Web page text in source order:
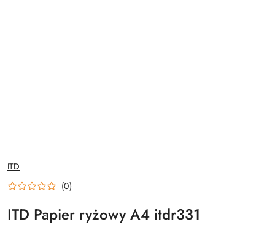
NAZWA
PRODUCENTA:
ITD
(0)
ITD Papier ryżowy A4 itdr331